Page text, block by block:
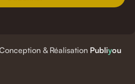
& Réalisation Publiyou